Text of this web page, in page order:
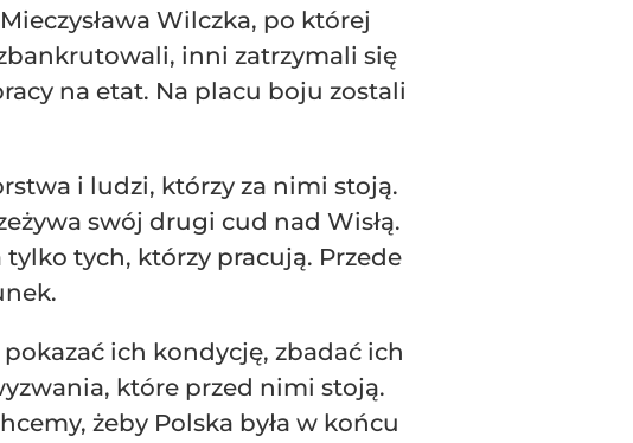
Wilczka, po której
inni zatrzymali się
na etat. Na placu boju zostali
i ludzi, którzy za nimi stoją.
swój drugi cud nad Wisłą.
tych, którzy pracują. Przede
ich kondycję, zbadać ich
które przed nimi stoją.
żeby Polska była w końcu